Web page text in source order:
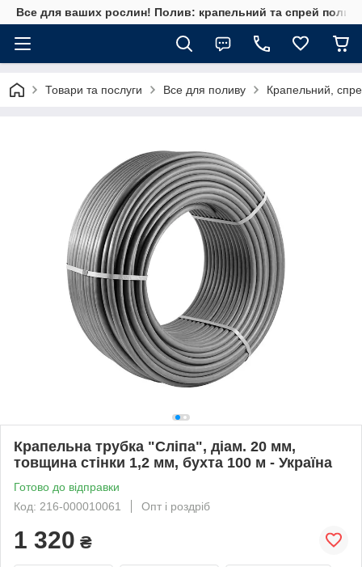
Все для ваших рослин! Полив: крапельний та спрей полив,
Товари та послуги Все для поливу Крапельний,
Крапельна трубка "Сліпа", діам. 20 мм,
товщина стінки 1,2 мм, бухта 100 м - Україна
Готово до відправки
Код: 216-000010061
Опт і роздріб
1 320 ₴